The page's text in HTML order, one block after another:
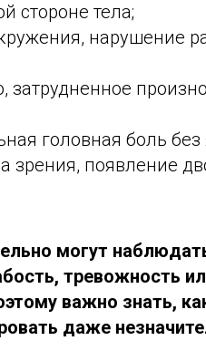
стороне тела;
нарушение
затрудненное
головная боль
зрения, появление
могут
тревожность
важно знать,
даже